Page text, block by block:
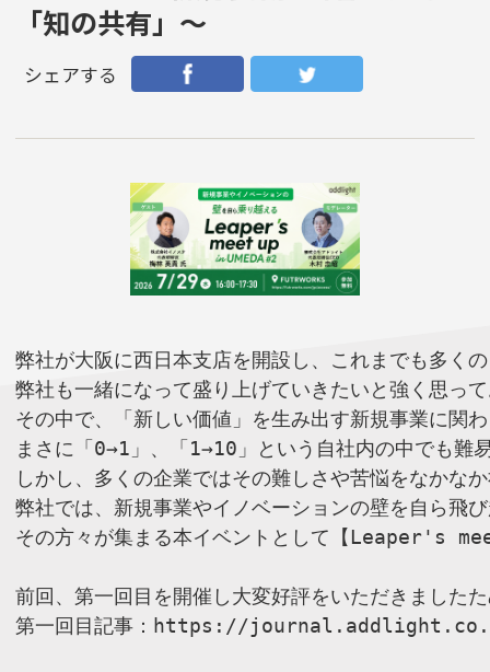
「知の共有」〜
シェアする
弊社が大阪に西日本支店を開設し、これまでも多く
弊社も一緒になって盛り上げていきたいと強く思っ
その中で、「新しい価値」を生み出す新規事業に関
まさに「0→1」、「1→10」という自社内の中でも難
しかし、多くの企業ではその難しさや苦悩をなかな
弊社では、新規事業やイノベーションの壁を自ら飛
その方々が集まる本イベントとして【Leaper's
前回、第一回目を開催し大変好評をいただきました
第一回目記事： https://